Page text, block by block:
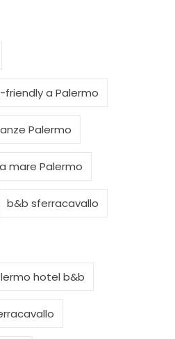
a Palermo
Palermo
mare Palermo
b&b sferracavallo
hotel b&b